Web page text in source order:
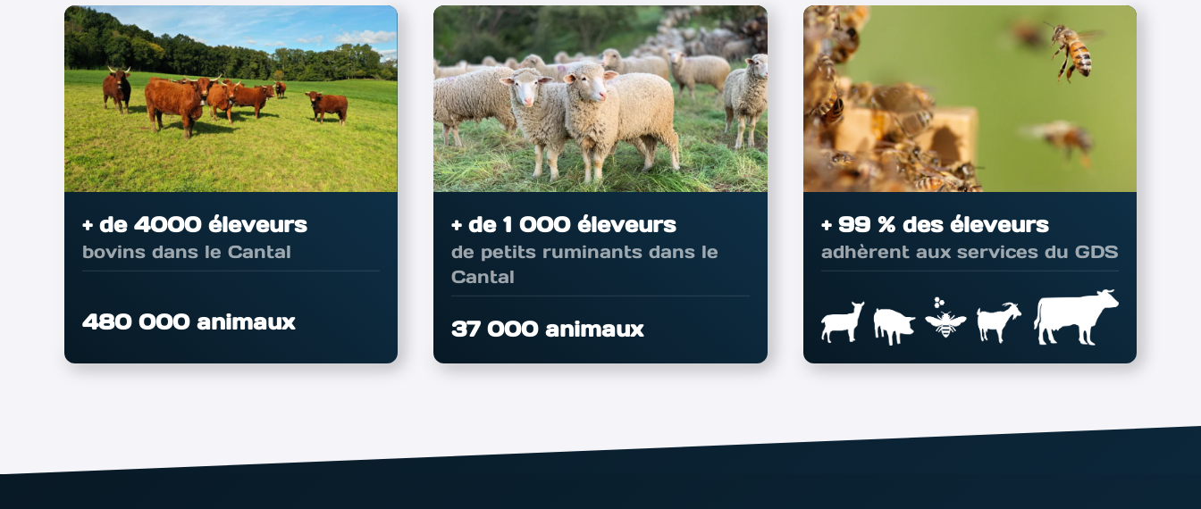
+ de 4000 éleveurs
bovins dans le Cantal
480 000 animaux
+ de 1 000 éleveurs
de petits ruminants dans le
Cantal
37 000 animaux
+ 99 % des éleveurs
adhèrent aux services du GDS